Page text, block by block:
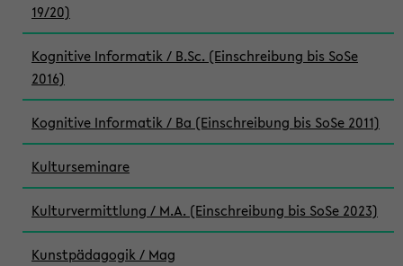
19/20)
Kognitive Informatik / B.Sc. (Einschreibung bis SoSe
2016)
Kognitive Informatik / Ba (Einschreibung bis SoSe 2011)
Kulturseminare
Kulturvermittlung / M.A. (Einschreibung bis SoSe 2023)
Kunstpädagogik / Mag